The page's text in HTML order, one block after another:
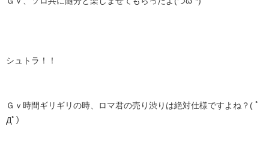
シュトラ！！
Ｇｖ時間ギリギリの時、ロマ君の売り渋りは絶対仕様ですよね？( ﾟ
Дﾟ）